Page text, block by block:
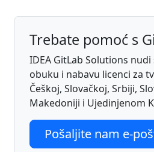
Trebate pomoć s
IDEA GitLab Solutions
obuku i nabavu licenci za
Češkoj, Slovačkoj, Srbiji,
Makedoniji i Ujedinjenom
Pošaljite nam e-